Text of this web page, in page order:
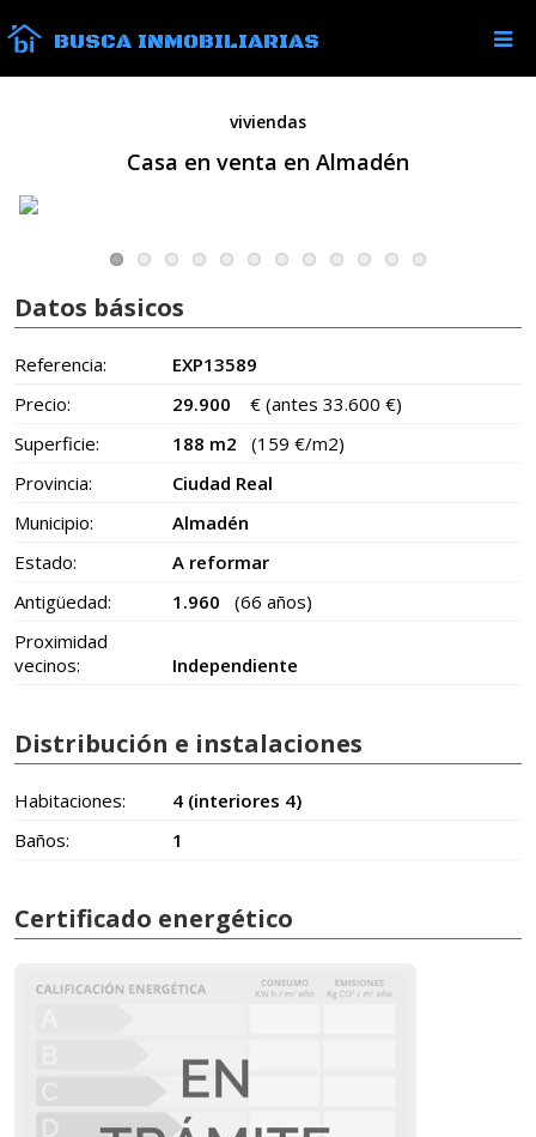
BUSCA INMOBILIARIAS
viviendas
Casa en venta en Almadén
Datos básicos
Referencia:
EXP13589
Precio:
29.900 € (antes 33.600 €)
Superficie:
188 m2
(159 €/m2)
Provincia:
Ciudad Real
Municipio:
Almadén
Estado:
A reformar
Antigüedad:
1.960
(66 años)
Proximidad
vecinos:
Independiente
Distribución e instalaciones
Habitaciones:
4 (interiores 4)
Baños:
1
Certificado energético